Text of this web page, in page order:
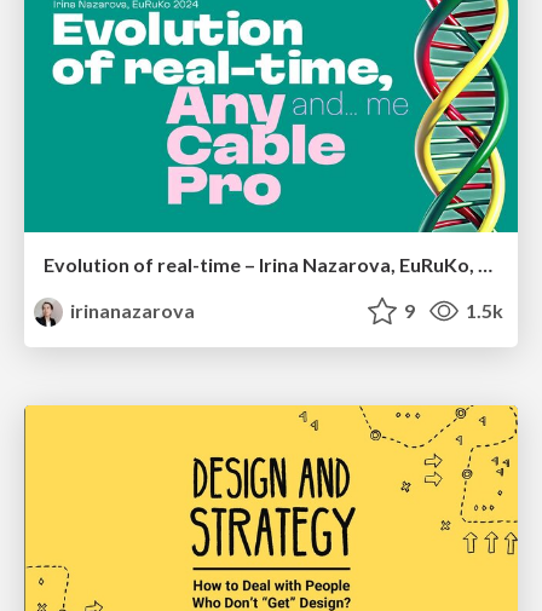
Evolution of real-time – Irina Nazarova, EuRuKo, 2024
irinanazarova
9 1.5k